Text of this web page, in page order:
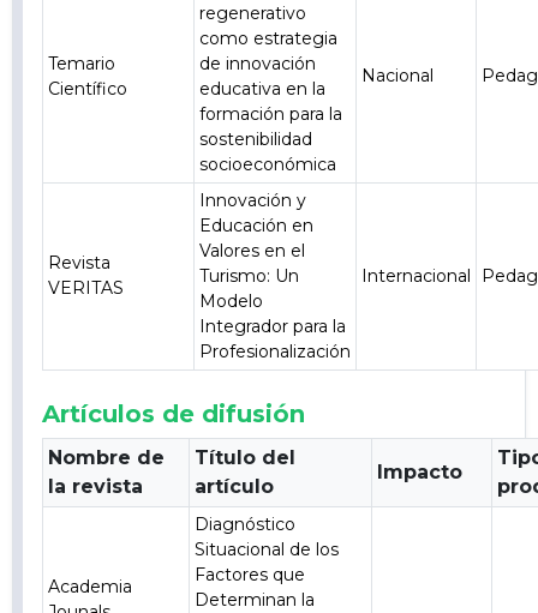
Temario
Científico
regenerativo
como estrategia
de innovación
educativa en la
formación para la
sostenibilidad
socioeconómica
Nacional
Revista
VERITAS
Innovación y
Educación en
Valores en el
Turismo: Un
Modelo
Integrador para la
Profesionalización
Internacional
Artículos de difusión
Nombre de
la revista
Título del
artículo
Impacto
Academia
Diagnóstico
Situacional de los
Factores que
Determinan la